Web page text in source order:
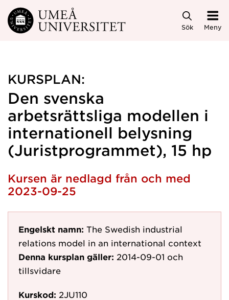
Hoppa direkt till innehållet
Sök Meny
KURSPLAN:
Den svenska
arbetsrättsliga modellen i
internationell belysning
(Juristprogrammet), 15 hp
Kursen är nedlagd från och med
2023-09-25
Engelskt namn: The Swedish industrial
relations model in an international context
Denna kursplan gäller: 2014-09-01 och
tillsvidare
Kurskod: 2JU110